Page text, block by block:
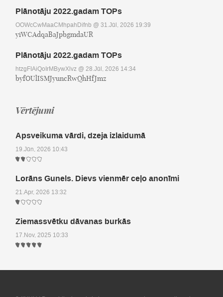
Plānotāju 2022.gadam TOPs
OOWcCwMaaCMhpahDifnb @ 31.Jūl, 2026 19:39
yiWCAdqaBaJpbgmdaUR
Plānotāju 2022.gadam TOPs
htzgFIAiQoIrMBywXlvz @ 28.Jūl, 2026 14:34
byfOUlISMJyuncRwQhHfJmz
Vērtējumi
Apsveikuma vārdi, dzeja izlaidumā
19.Jūn, 2026 10:43
Lorāns Gunels. Dievs vienmēr ceļo anonīmi
21.Apr, 2026 13:32
Ziemassvētku dāvanas burkās
17.Nov, 2025 10:33